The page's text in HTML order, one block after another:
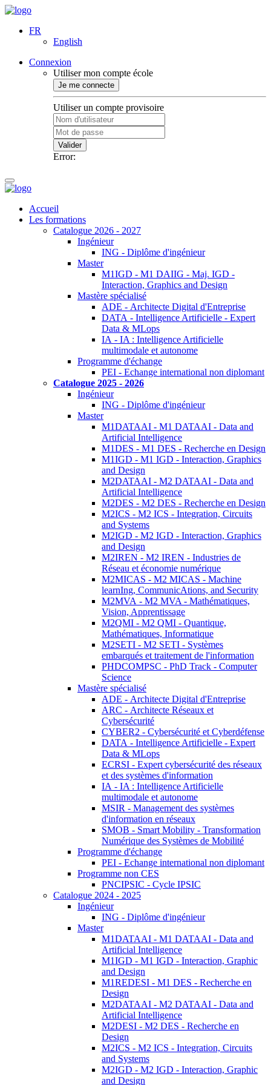
FR
English
Connexion
Utiliser mon compte école
Je me connecte
Utiliser un compte provisoire
Valider
Error:
Accueil
Les formations
Catalogue 2026 - 2027
Ingénieur
ING - Diplôme d'ingénieur
Master
M1IGD - M1 DAIIG - Maj. IGD -
Interaction, Graphics and Design
Mastère spécialisé
ADE - Architecte Digital d'Entreprise
DATA - Intelligence Artificielle - Expert
Data & MLops
IA - IA : Intelligence Artificielle
multimodale et autonome
Programme d'échange
PEI - Echange international non diplomant
Catalogue 2025 - 2026
Ingénieur
ING - Diplôme d'ingénieur
Master
M1DATAAI - M1 DATAAI - Data and
Artificial Intelligence
M1DES - M1 DES - Recherche en Design
M1IGD - M1 IGD - Interaction, Graphics
and Design
M2DATAAI - M2 DATAAI - Data and
Artificial Intelligence
M2DES - M2 DES - Recherche en Design
M2ICS - M2 ICS - Integration, Circuits
and Systems
M2IGD - M2 IGD - Interaction, Graphics
and Design
M2IREN - M2 IREN - Industries de
Réseau et économie numérique
M2MICAS - M2 MICAS - Machine
learnIng, CommunicAtions, and Security
M2MVA - M2 MVA - Mathématiques,
Vision, Apprentissage
M2QMI - M2 QMI - Quantique,
Mathématiques, Informatique
M2SETI - M2 SETI - Systèmes
embarqués et traitement de l'information
PHDCOMPSC - PhD Track - Computer
Science
Mastère spécialisé
ADE - Architecte Digital d'Entreprise
ARC - Architecte Réseaux et
Cybersécurité
CYBER2 - Cybersécurité et Cyberdéfense
DATA - Intelligence Artificielle - Expert
Data & MLops
ECRSI - Expert cybersécurité des réseaux
et des systèmes d'information
IA - IA : Intelligence Artificielle
multimodale et autonome
MSIR - Management des systèmes
d'information en réseaux
SMOB - Smart Mobility - Transformation
Numérique des Systèmes de Mobilité
Programme d'échange
PEI - Echange international non diplomant
Programme non CES
PNCIPSIC - Cycle IPSIC
Catalogue 2024 - 2025
Ingénieur
ING - Diplôme d'ingénieur
Master
M1DATAAI - M1 DATAAI - Data and
Artificial Intelligence
M1IGD - M1 IGD - Interaction, Graphic
and Design
M1REDESI - M1 DES - Recherche en
Design
M2DATAAI - M2 DATAAI - Data and
Artificial Intelligence
M2DESI - M2 DES - Recherche en
Design
M2ICS - M2 ICS - Integration, Circuits
and Systems
M2IGD - M2 IGD - Interaction, Graphic
and Design